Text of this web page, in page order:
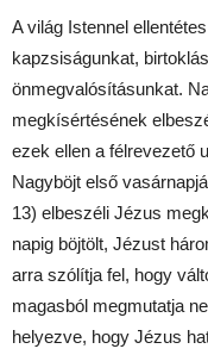
A világ Istennel
kapzsiságunkat,
önmegvalósításunkat.
megkísértésének
ezek ellen a félrevezető
Nagyböjt első
13) elbeszéli Jézus
napig böjtölt, Jézust
arra szólítja fel, hogy
magasból megmutatja
helyezve, hogy Jézus